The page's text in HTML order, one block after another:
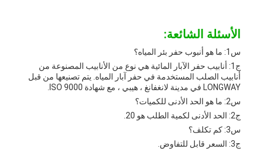
الأسئلة الشائعة:
س1: ما هو أنبوب حفر بئر المياه؟
ج1: أنابيب حفر الآبار المائية هي نوع من الأنابيب المصنوعة من
أنابيب الصلب المستخدمة في حفر آبار المياه. يتم تصنيعها من قبل
LONGWAY في مدينة لانغفانغ ، هيبي ، مع شهادة ISO 9000.
س2: ما هو الحد الأدنى للكميات؟
ج2: الحد الأدنى لكمية الطلب هو 20.
س3: كم تكلف؟
ج3: السعر قابل للتفاوض.